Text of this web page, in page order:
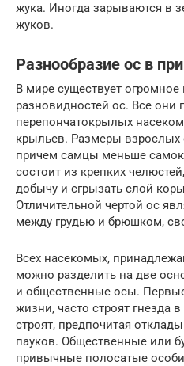
жука. Иногда зарываются в
жуков.
Разнообразие ос в
В мире существует огромное
разновидностей ос. Все они
перепончатокрылых
крыльев. Размеры взрослых
причем самцы меньше
состоит из крепких
добычу и сгрызать слой
Отличительной чертой ос
между грудью и брюшком,
Всех насекомых,
можно разделить на две
и общественные осы.
жизни, часто строят гнезда
строят, предпочитая
пауков. Общественные или
привычные полосатые